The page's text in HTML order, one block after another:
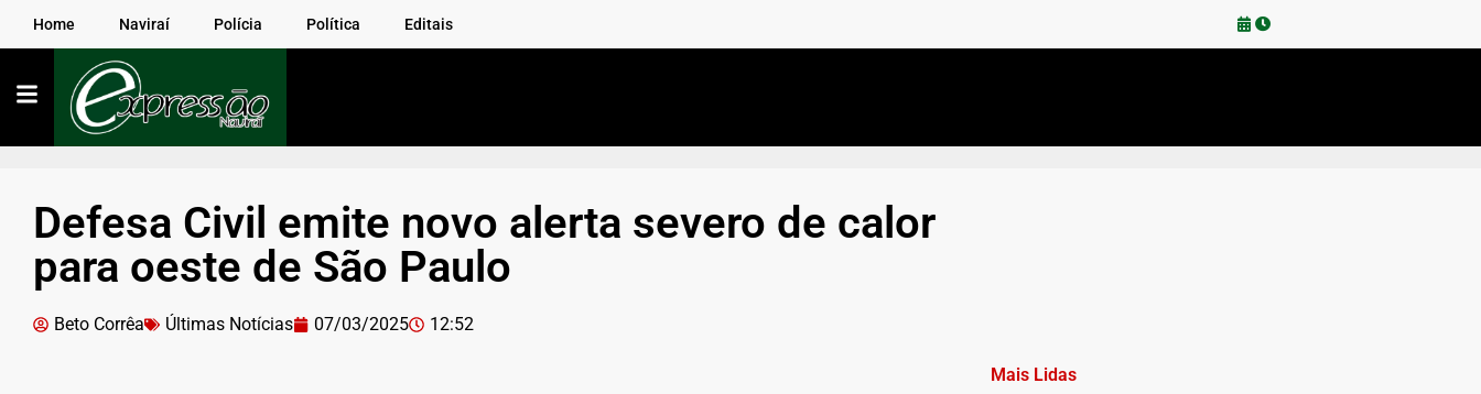
Home Naviraí Polícia Política Editais
Defesa Civil emite novo alerta severo de calor
para oeste de São Paulo
Beto Corrêa Últimas Notícias 07/03/2025 12:52
Mais Lidas